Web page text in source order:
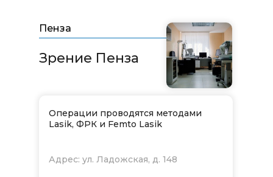
Пенза
Зрение Пенза
Операции проводятся методами
Lasik, ФРК и Femto Lasik
Адрес: ул. Ладожская, д. 148